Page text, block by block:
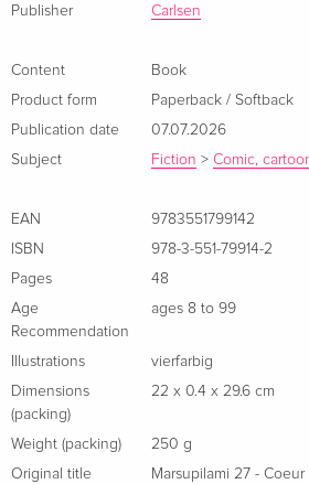
die neuesten Geschichten über die
unbekannten Ziel aufgebrochen. Zum
Chahutas, die denAutorermuntern,
Geschichten über das »Marsupilcoatl
damit das Dorf zu erfreuen. In der
Mit dem Marsupilami macht das
About the author
Publisher
Carlsen
Content
Book
Product form
Paperback / Softback
Publication date
07.07.2026
Subject
Fiction > Comic,
EAN
9783551799142
ISBN
978-3-551-79914-2
Pages
48
Age
Recommendation
ages 8 to 99
Illustrations
vierfarbig
Dimensions
(packing)
22 x 0.4 x 29.6 cm
Weight (packing)
250 g
Original title
Marsupilami 27 -